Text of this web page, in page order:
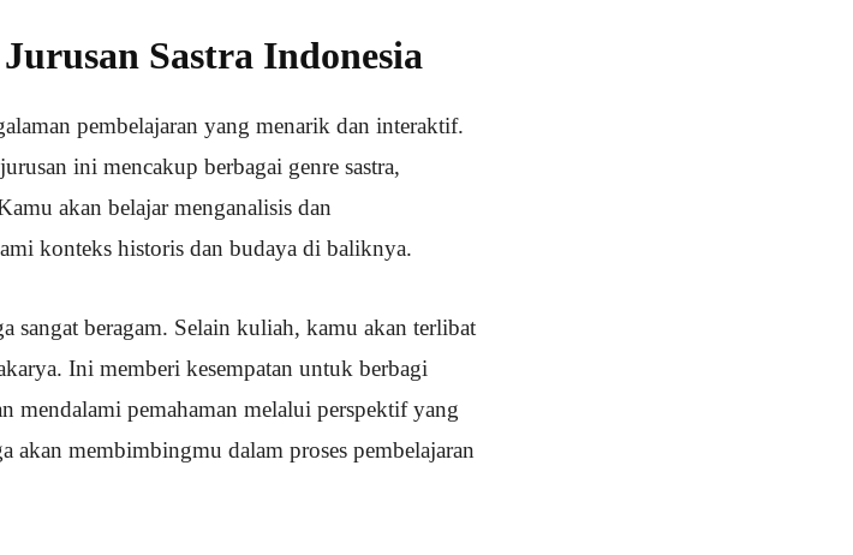
Sastra Indonesia
pembelajaran yang menarik dan interaktif.
ini mencakup berbagai genre sastra,
akan belajar menganalisis dan
konteks historis dan budaya di baliknya.
sangat beragam. Selain kuliah, kamu akan terlibat
Ini memberi kesempatan untuk berbagi
mendalami pemahaman melalui perspektif yang
akan membimbingmu dalam proses pembelajaran